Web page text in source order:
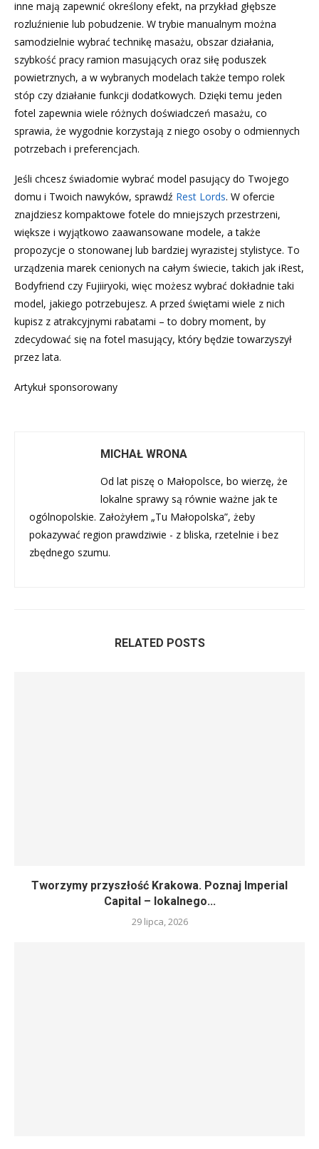
inne mają zapewnić określony efekt, na przykład głębsze
rozluźnienie lub pobudzenie. W trybie manualnym można
samodzielnie wybrać technikę masażu, obszar działania,
szybkość pracy ramion masujących oraz siłę poduszek
powietrznych, a w wybranych modelach także tempo rolek
stóp czy działanie funkcji dodatkowych. Dzięki temu jeden
fotel zapewnia wiele różnych doświadczeń masażu, co
sprawia, że wygodnie korzystają z niego osoby o odmiennych
potrzebach i preferencjach.
Jeśli chcesz świadomie wybrać model pasujący do Twojego
domu i Twoich nawyków, sprawdź Rest Lords. W ofercie
znajdziesz kompaktowe fotele do mniejszych przestrzeni,
większe i wyjątkowo zaawansowane modele, a także
propozycje o stonowanej lub bardziej wyrazistej stylistyce. To
urządzenia marek cenionych na całym świecie, takich jak iRest,
Bodyfriend czy Fujiiryoki, więc możesz wybrać dokładnie taki
model, jakiego potrzebujesz. A przed świętami wiele z nich
kupisz z atrakcyjnymi rabatami – to dobry moment, by
zdecydować się na fotel masujący, który będzie towarzyszył
przez lata.
Artykuł sponsorowany
MICHAŁ WRONA
Od lat piszę o Małopolsce, bo wierzę, że
lokalne sprawy są równie ważne jak te
ogólnopolskie. Założyłem „Tu Małopolska”, żeby
pokazywać region prawdziwie - z bliska, rzetelnie i bez
zbędnego szumu.
RELATED POSTS
Tworzymy przyszłość Krakowa. Poznaj Imperial
Capital – lokalnego...
29 lipca, 2026